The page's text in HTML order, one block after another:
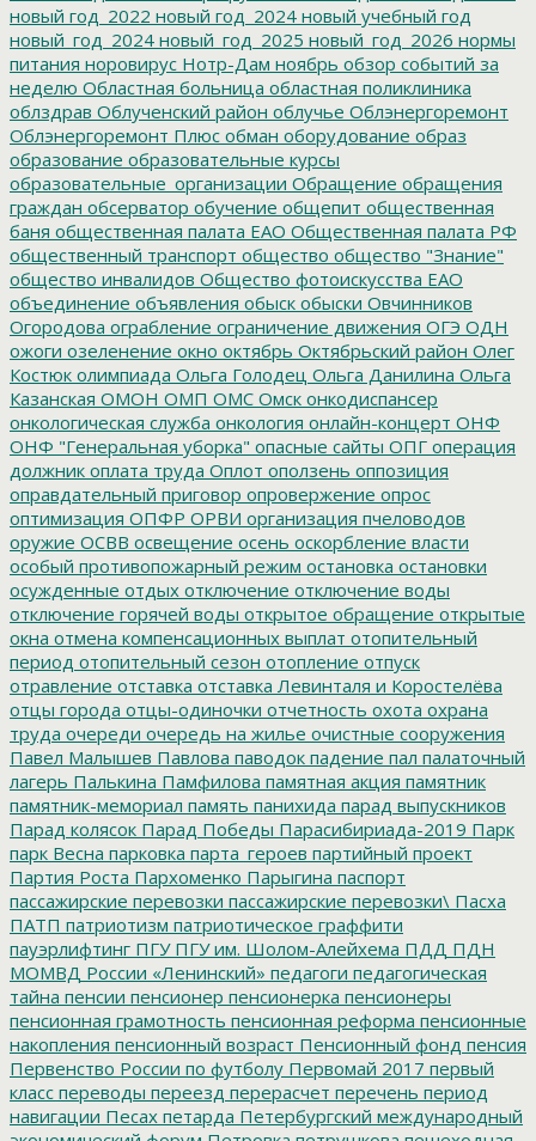
новый год_2022 новый год_2024 новый учебный год
новый_год_2024 новый_год_2025 новый_год_2026 нормы
питания норовирус Нотр-Дам ноябрь обзор событий за
неделю Областная больница областная поликлиника
облздрав Облученский район облучье Облэнергоремонт
Облэнергоремонт Плюс обман оборудование образ
образование образовательные курсы
образовательные_организации Обращение обращения
граждан обсерватор обучение общепит общественная
баня общественная палата ЕАО Общественная палата РФ
общественный транспорт общество общество "Знание"
общество инвалидов Общество фотоискусства ЕАО
объединение объявления обыск обыски Овчинников
Огородова ограбление ограничение движения ОГЭ ОДН
ожоги озеленение окно октябрь Октябрьский район Олег
Костюк олимпиада Ольга Голодец Ольга Данилина Ольга
Казанская ОМОН ОМП ОМС Омск онкодиспансер
онкологическая служба онкология онлайн-концерт ОНФ
ОНФ "Генеральная уборка" опасные сайты ОПГ операция
должник оплата труда Оплот оползень оппозиция
оправдательный приговор опровержение опрос
оптимизация ОПФР ОРВИ организация пчеловодов
оружие ОСВВ освещение осень оскорбление власти
особый противопожарный режим остановка остановки
осужденные отдых отключение отключение воды
отключение горячей воды открытое обращение открытые
окна отмена компенсационных выплат отопительный
период отопительный сезон отопление отпуск
отравление отставка отставка Левинталя и Коростелёва
отцы города отцы-одиночки отчетность охота охрана
труда очереди очередь на жилье очистные сооружения
Павел Малышев Павлова паводок падение пал палаточный
лагерь Палькина Памфилова памятная акция памятник
памятник-мемориал память панихида парад выпускников
Парад колясок Парад Победы Парасибириада-2019 Парк
парк Весна парковка парта_героев партийный проект
Партия Роста Пархоменко Парыгина паспорт
пассажирские перевозки пассажирские перевозки\ Пасха
ПАТП патриотизм патриотическое граффити
пауэрлифтинг ПГУПГУ им. Шолом-Алейхема ПДД ПДН
МОМВД России «Ленинский» педагоги педагогическая
тайна пенсии пенсионер пенсионерка пенсионеры
пенсионная грамотность пенсионная реформа пенсионные
накопления пенсионный возраст Пенсионный фонд пенсия
Первенство России по футболу Первомай 2017 первый
класс переводы переезд перерасчет перечень период
навигации Песах петарда Петербургский международный